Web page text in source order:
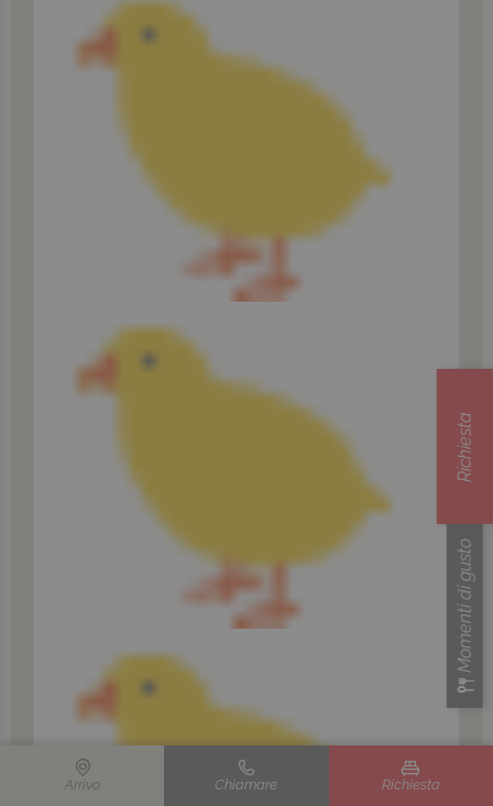
Momenti di gusto
Richiesta
Arrivo Chiamare Richiesta